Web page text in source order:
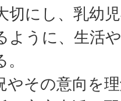
切にし、乳幼
ように、生活
やその意向を